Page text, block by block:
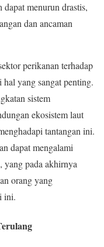
menurun drastis,
dan ancaman
perikanan terhadap
yang sangat penting.
sistem
ekosistem laut
tantangan ini.
dapat mengalami
yang pada akhirnya
orang yang
ini.